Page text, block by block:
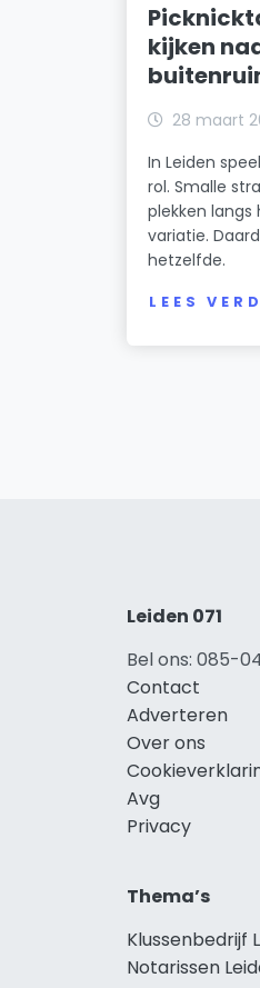
kijken
28 maart
In Leiden
rol. Smalle
plekken
variatie.
hetzelfde.
LEES
Leiden 071
Bel ons: 085-
Contact
Adverteren
Over ons
Avg
Privacy
Thema’s
Klussenbedrijf
Notarissen